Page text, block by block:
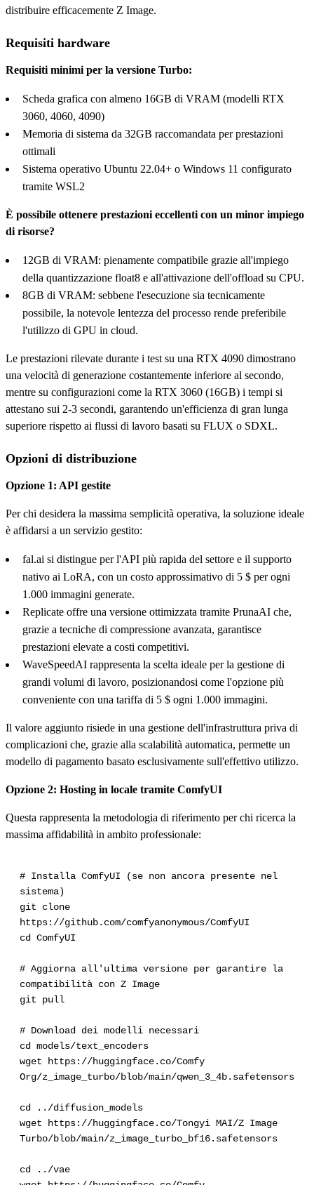
distribuire efficacemente Z Image.
Requisiti hardware
Requisiti minimi per la versione Turbo:
Scheda grafica con almeno 16GB di VRAM (modelli RTX
3060, 4060, 4090)
Memoria di sistema da 32GB raccomandata per prestazioni
ottimali
Sistema operativo Ubuntu 22.04+ o Windows 11 configurato
tramite WSL2
È possibile ottenere prestazioni eccellenti con un minor impiego
di risorse?
12GB di VRAM: pienamente compatibile grazie all'impiego
della quantizzazione float8 e all'attivazione dell'offload su CPU.
8GB di VRAM: sebbene l'esecuzione sia tecnicamente
possibile, la notevole lentezza del processo rende preferibile
l'utilizzo di GPU in cloud.
Le prestazioni rilevate durante i test su una RTX 4090 dimostrano
una velocità di generazione costantemente inferiore al secondo,
mentre su configurazioni come la RTX 3060 (16GB) i tempi si
attestano sui 2-3 secondi, garantendo un'efficienza di gran lunga
superiore rispetto ai flussi di lavoro basati su FLUX o SDXL.
Opzioni di distribuzione
Opzione 1: API gestite
Per chi desidera la massima semplicità operativa, la soluzione ideale
è affidarsi a un servizio gestito:
fal.ai si distingue per l'API più rapida del settore e il supporto
nativo ai LoRA, con un costo approssimativo di 5 $ per ogni
1.000 immagini generate.
Replicate offre una versione ottimizzata tramite PrunaAI che,
grazie a tecniche di compressione avanzata, garantisce
prestazioni elevate a costi competitivi.
WaveSpeedAI rappresenta la scelta ideale per la gestione di
grandi volumi di lavoro, posizionandosi come l'opzione più
conveniente con una tariffa di 5 $ ogni 1.000 immagini.
Il valore aggiunto risiede in una gestione dell'infrastruttura priva di
complicazioni che, grazie alla scalabilità automatica, permette un
modello di pagamento basato esclusivamente sull'effettivo utilizzo.
Opzione 2: Hosting in locale tramite ComfyUI
Questa rappresenta la metodologia di riferimento per chi ricerca la
massima affidabilità in ambito professionale:
# Installa ComfyUI (se non ancora presente nel
sistema)
git clone
https://github.com/comfyanonymous/ComfyUI
cd ComfyUI
# Aggiorna all'ultima versione per garantire la
compatibilità con Z Image
git pull
# Download dei modelli necessari
cd models/text_encoders
wget https://huggingface.co/Comfy
Org/z_image_turbo/blob/main/qwen_3_4b.safetensors
cd ../diffusion_models
wget https://huggingface.co/Tongyi MAI/Z Image
Turbo/blob/main/z_image_turbo_bf16.safetensors
cd ../vae